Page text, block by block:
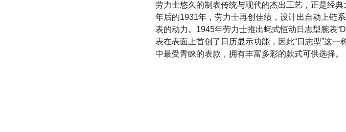
劳力士悠久的制表传统与现代的杰出工艺，正是经
年后的1931年，劳力士再创佳绩，设计出自动上
表的动力。1945年劳力士推出蚝式恒动日志型腕表
表在表面上首创了日历显示功能，因此“日志型”这
中最受青睐的表款，拥有丰富多彩的款式可供选择。